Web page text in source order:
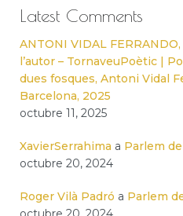
Latest Comments
ANTONI VIDAL
l’autor – TornaveuPoètic |
dues fosques, Antoni Vidal
Barcelona, 2025
octubre 11, 2025
XavierSerrahima a Parlem
octubre 20, 2024
Roger Vilà Padró a Parlem